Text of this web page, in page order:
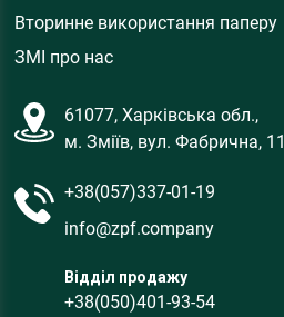
Вторинне використання паперу
ЗМІ про нас
61077, Харківська обл.,
м. Зміїв, вул. Фабрична, 11
+38(057)337-01-19
info@zpf.company
Відділ продажу
+38(050)401-93-54